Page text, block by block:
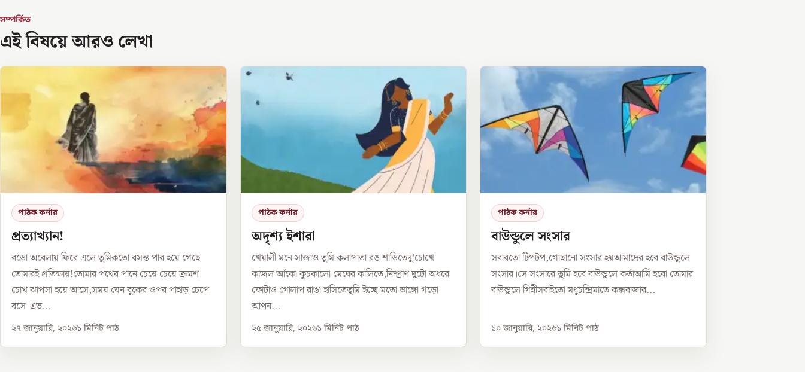
সম্পর্কিত
এই বিষয়ে আরও লেখা
পাঠক কর্নার
প্রত্যাখ্যান!
বড়ো অবেলায় ফিরে এলে তুমিকতো বসন্ত পার হয়ে গেছে
তোমারই প্রতিক্ষায়!তোমার পথের পানে চেয়ে চেয়ে ক্রমশ
চোখ ঝাপসা হয়ে আসে,সময় যেন বুকের ওপর পাহাড় চেপে
বসে।এভ...
২৭ জানুয়ারি, ২০২৬১ মিনিট পাঠ
পাঠক কর্নার
অদৃশ্য ইশারা
খেয়ালী মনে সাজাও তুমি কলাপাতা রঙ শাড়িতেদু’চোখে
কাজল আঁকো কুচকালো মেঘের কালিতে,নিষ্প্রাণ দুটো অধরে
ফোটাও গোলাপ রাঙা হাসিতেতুমি ইচ্ছে মতো ভাঙ্গো গড়ো
আপন...
২৫ জানুয়ারি, ২০২৬১ মিনিট পাঠ
পাঠক কর্নার
বাউন্ডুলে সংসার
সবারতো টিপটপ,গোছানো সংসার হয়আমাদের হবে বাউন্ডুলে
সংসার।সে সংসারে তুমি হবে বাউন্ডুলে কর্তাআমি হবো তোমার
বাউন্ডুলে গিন্নীসবাইতো মধুচন্দ্রিমাতে কক্সবাজার...
১০ জানুয়ারি, ২০২৬১ মিনিট পাঠ